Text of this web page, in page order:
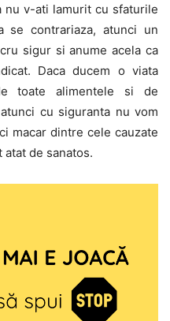
nu v-ati lamurit cu sfaturile
se contrariaza, atunci un
sigur si anume acela ca
Daca ducem o viata
toate alimentele si de
cu siguranta nu vom
macar dintre cele cauzate
de sanatos.